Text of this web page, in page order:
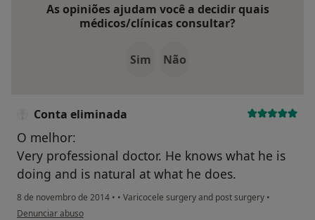
As opiniões ajudam você a decidir quais
médicos/clínicas consultar?
Sim Não
Conta eliminada
O melhor:
Very professional doctor. He knows what he is
doing and is natural at what he does.
8 de novembro de 2014 • • Varicocele surgery and post surgery •
na opinião do utilizador Conta eliminada
Denunciar abuso